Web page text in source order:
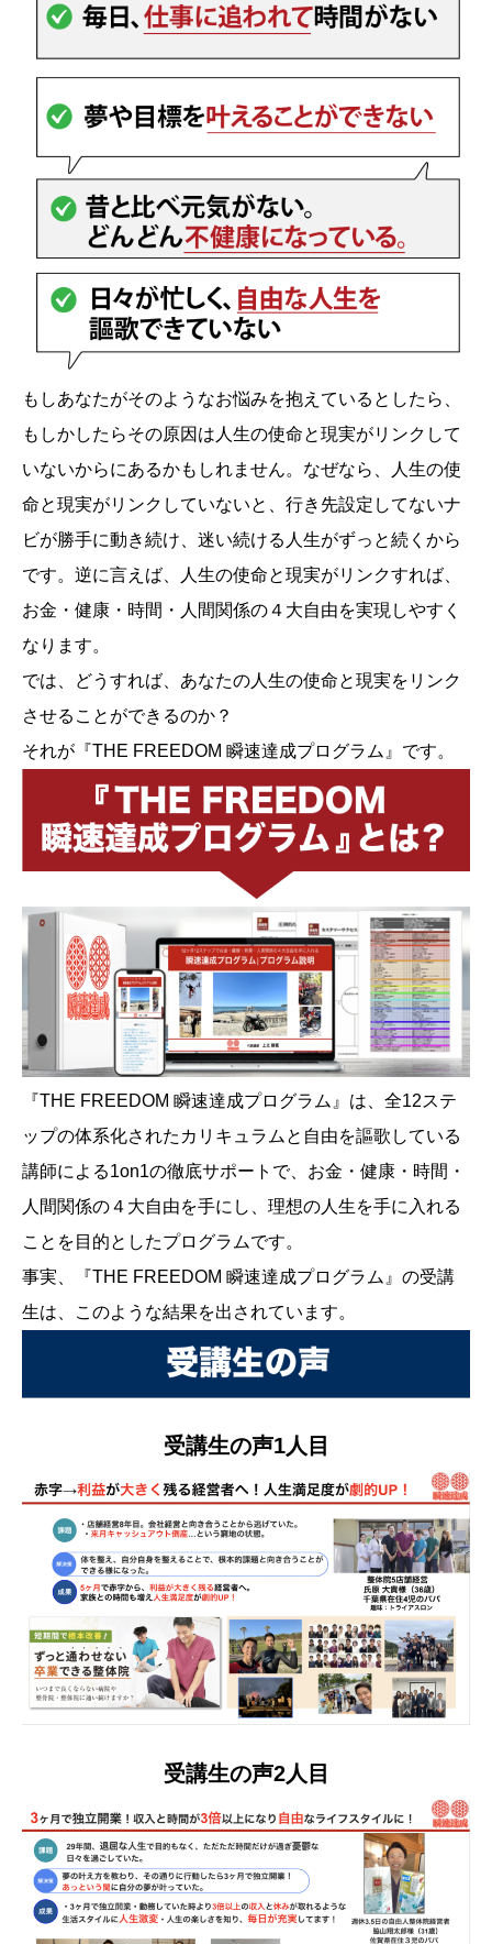
もしあなたがそのようなお悩みを抱えているとしたら、
もしかしたらその原因は人生の使命と現実がリンクして
いないからにあるかもしれません。なぜなら、人生の使
命と現実がリンクしていないと、行き先設定してないナ
ビが勝手に動き続け、迷い続ける人生がずっと続くから
です。逆に言えば、人生の使命と現実がリンクすれば、
お金・健康・時間・人間関係の４大自由を実現しやすく
なります。
では、どうすれば、あなたの人生の使命と現実をリンク
させることができるのか？
それが『THE FREEDOM 瞬速達成プログラム』です。
『THE FREEDOM 瞬速達成プログラム』は、全12ステ
ップの体系化されたカリキュラムと自由を謳歌している
講師による1on1の徹底サポートで、お金・健康・時間・
人間関係の４大自由を手にし、理想の人生を手に入れる
ことを目的としたプログラムです。
事実、『THE FREEDOM 瞬速達成プログラム』の受講
生は、このような結果を出されています。
受講生の声1人目
受講生の声2人目